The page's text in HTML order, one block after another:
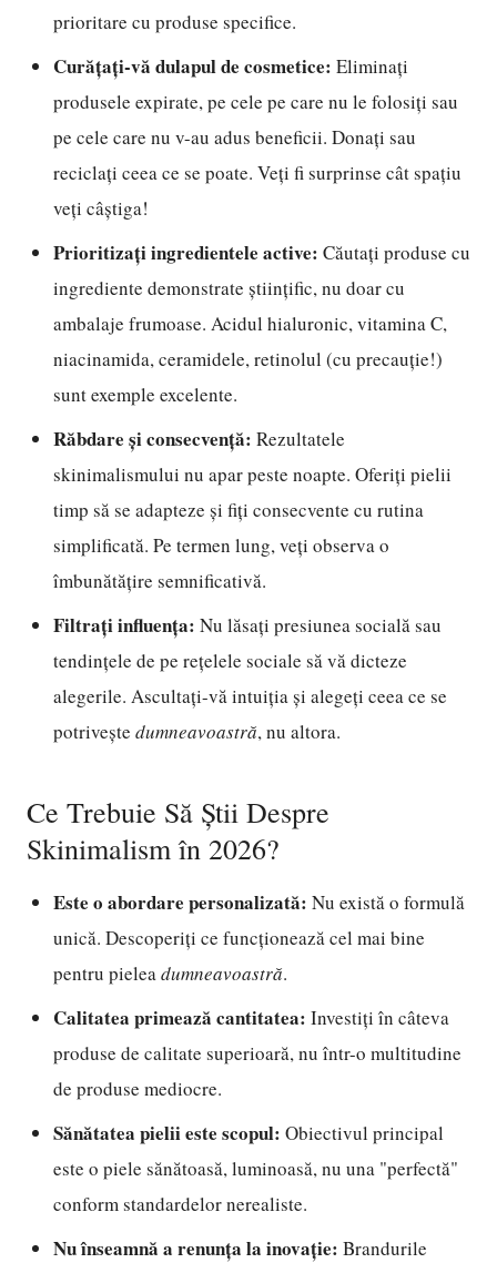
prioritare cu produse specifice.
Curățați-vă dulapul de cosmetice: Eliminați
produsele expirate, pe cele pe care nu le folosiți sau
pe cele care nu v-au adus beneficii. Donați sau
reciclați ceea ce se poate. Veți fi surprinse cât spațiu
veți câștiga!
Prioritizați ingredientele active: Căutați produse cu
ingrediente demonstrate științific, nu doar cu
ambalaje frumoase. Acidul hialuronic, vitamina C,
niacinamida, ceramidele, retinolul (cu precauție!)
sunt exemple excelente.
Răbdare și consecvență: Rezultatele
skinimalismului nu apar peste noapte. Oferiți pielii
timp să se adapteze și fiți consecvente cu rutina
simplificată. Pe termen lung, veți observa o
îmbunătățire semnificativă.
Filtrați influența: Nu lăsați presiunea socială sau
tendințele de pe rețelele sociale să vă dicteze
alegerile. Ascultați-vă intuiția și alegeți ceea ce se
potrivește dumneavoastră, nu altora.
Ce Trebuie Să Știi Despre
Skinimalism în 2026?
Este o abordare personalizată: Nu există o formulă
unică. Descoperiți ce funcționează cel mai bine
pentru pieleadumneavoastră.
Calitatea primează cantitatea: Investiți în câteva
produse de calitate superioară, nu într-o multitudine
de produse mediocre.
Sănătatea pielii este scopul: Obiectivul principal
este o piele sănătoasă, luminoasă, nu una "perfectă"
conform standardelor nerealiste.
Nu înseamnă a renunța la inovație: Brandurile